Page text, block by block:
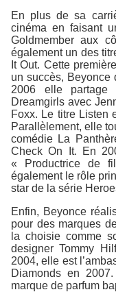
En plus de sa
cinéma en faisant
Goldmember aux
également un des
It Out. Cette
un succès, Beyonce
2006 elle partage
Dreamgirls avec
Foxx. Le titre Listen
Parallèlement, elle
comédie La
Check On It. En
« Productrice de
également le rôle
star de la série
Enfin, Beyonce
pour des marques
la choisie comme
designer Tommy
2004, elle est
Diamonds en
marque de parfum